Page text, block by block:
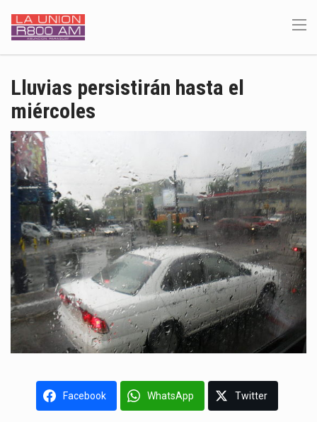
Lluvias persistirán hasta el
miércoles
Facebook WhatsApp Twitter